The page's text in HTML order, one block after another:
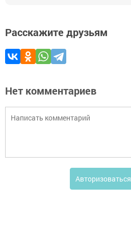
Расскажите друзьям
Нет комментариев
Авторизоваться